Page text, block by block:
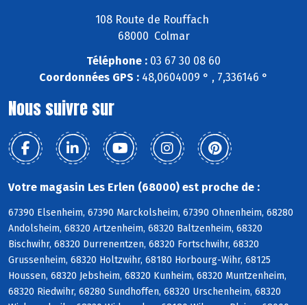
108 Route de Rouffach
68000 Colmar
Téléphone : 03 67 30 08 60
Coordonnées GPS : 48,0604009 ° , 7,336146 °
Nous suivre sur
Votre magasin Les Erlen (68000) est proche de :
67390 Elsenheim, 67390 Marckolsheim, 67390 Ohnenheim, 68280
Andolsheim, 68320 Artzenheim, 68320 Baltzenheim, 68320
Bischwihr, 68320 Durrenentzen, 68320 Fortschwihr, 68320
Grussenheim, 68320 Holtzwihr, 68180 Horbourg-Wihr, 68125
Houssen, 68320 Jebsheim, 68320 Kunheim, 68320 Muntzenheim,
68320 Riedwihr, 68280 Sundhoffen, 68320 Urschenheim, 68320